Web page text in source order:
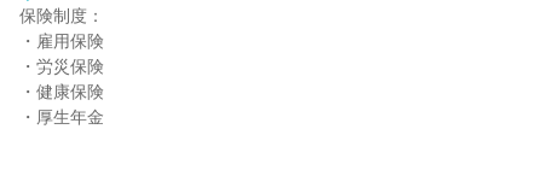
保険制度：
・雇用保険
・労災保険
・健康保険
・厚生年金